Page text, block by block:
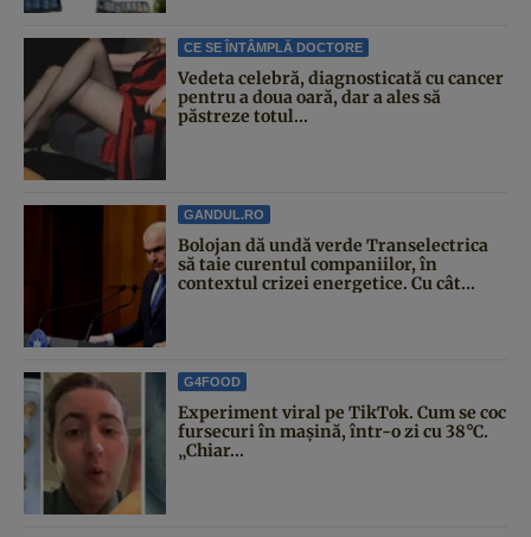
CE SE ÎNTÂMPLĂ DOCTORE
Vedeta celebră, diagnosticată cu cancer
pentru a doua oară, dar a ales să
păstreze totul...
GANDUL.RO
Bolojan dă undă verde Transelectrica
să taie curentul companiilor, în
contextul crizei energetice. Cu cât...
G4FOOD
Experiment viral pe TikTok. Cum se coc
fursecuri în mașină, într-o zi cu 38°C.
„Chiar...